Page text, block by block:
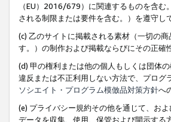
（EU）2016/679）に関連するものを含
される制限または要件を含む。）を遵守
(c) 乙のサイトに掲載される素材（一切の
す。）の制作および掲載ならびにその正確
(d) 甲の権利または他の個人もしくは団体
違反または不正利用しない方法で、プロ
ソシエイト・プログラム模倣品対策方針へ
(e) プライバシー規約その他を通じて、お
データを収集、使用、保管および開示す